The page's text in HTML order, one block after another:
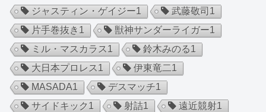
ジャスティン・ゲイジー1 武藤敬司 1
片手巻抜き 1 獣神サンダーライガー1
ミル・マスカラス1 鈴木みのる1
大日本プロレス1 伊東竜二1
MASADA1 デスマッチ1
サイドキック1 射詰1 遠近競射1